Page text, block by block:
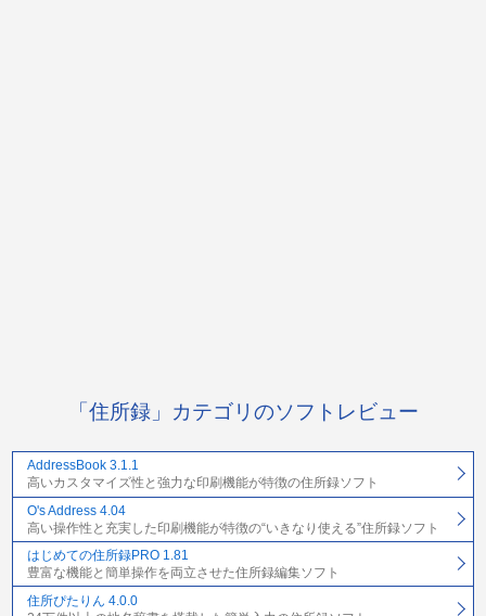
「住所録」カテゴリのソフトレビュー
AddressBook 3.1.1
高いカスタマイズ性と強力な印刷機能が特徴の住所録ソフト
O's Address 4.04
高い操作性と充実した印刷機能が特徴の“いきなり使える”住所録ソフト
はじめての住所録PRO 1.81
豊富な機能と簡単操作を両立させた住所録編集ソフト
住所ぴたりん 4.0.0